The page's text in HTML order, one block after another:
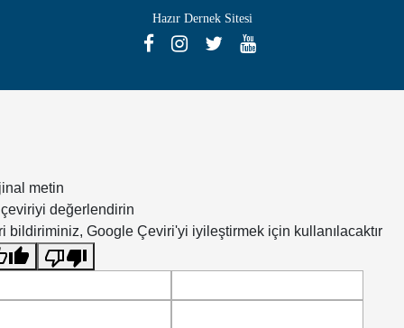
Hazır Dernek Sitesi
metin
değerlendirin
bildiriminiz, Google Çeviri'yi iyileştirmek için kullanılacaktır